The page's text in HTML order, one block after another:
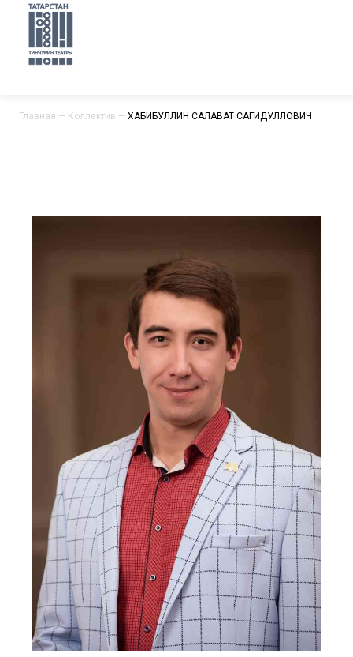
Главная — Коллектив — ХАБИБУЛЛИН САЛАВАТ САГИДУЛЛОВИЧ